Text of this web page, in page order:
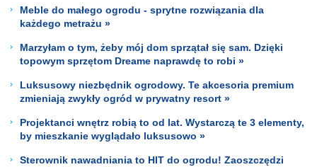
Meble do małego ogrodu - sprytne rozwiązania dla
każdego metrażu »
Marzyłam o tym, żeby mój dom sprzątał się sam. Dzięki
topowym sprzętom Dreame naprawdę to robi »
Luksusowy niezbędnik ogrodowy. Te akcesoria premium
zmieniają zwykły ogród w prywatny resort »
Projektanci wnętrz robią to od lat. Wystarczą te 3 elementy,
by mieszkanie wyglądało luksusowo »
Sterownik nawadniania to HIT do ogrodu! Zaoszczędzi